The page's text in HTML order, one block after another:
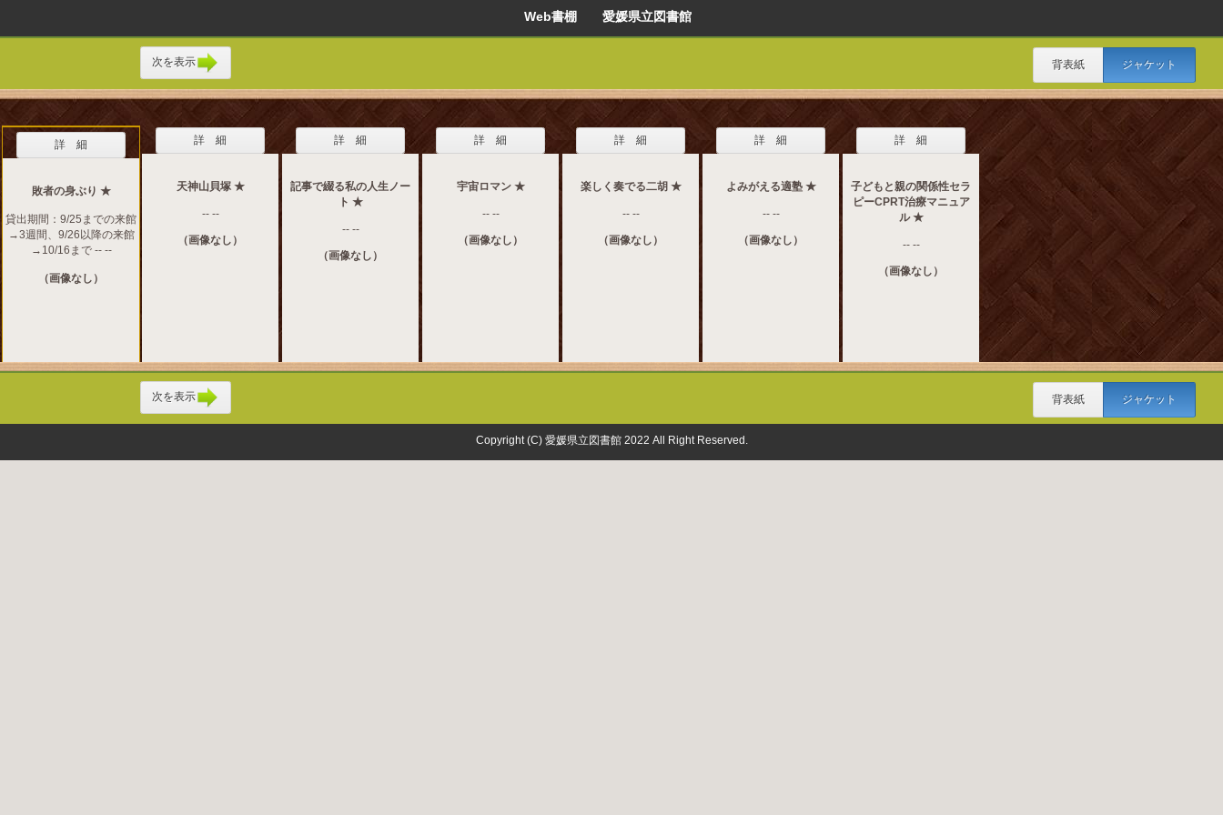
Web書棚 愛媛県立図書館
次を表示 背表紙 ジャケット
詳 細
敗者の身ぶり ★
貸出期間：9/25までの来館
→3週間、9/26以降の来館
→10/16まで -- --
（画像なし）
詳 細
天神山貝塚 ★
-- --
（画像なし）
詳 細
記事で綴る私の人生ノー
ト ★
-- --
（画像なし）
詳 細
宇宙ロマン ★
-- --
（画像なし）
詳 細
楽しく奏でる二胡 ★
-- --
（画像なし）
詳 細
よみがえる適塾 ★
-- --
（画像なし）
詳 細
子どもと親の関係性セラ
ピーCPRT治療マニュア
ル ★
-- --
（画像なし）
次を表示 背表紙 ジャケット
Copyright (C) 愛媛県立図書館 2022 All Right Reserved.